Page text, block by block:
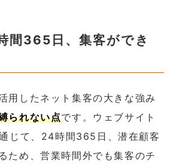
間365日、集客ができ
用したネット集客の大きな強み
られない点です。ウェブサイト
じて、24時間365日、潜在顧客
ため、営業時間外でも集客のチ